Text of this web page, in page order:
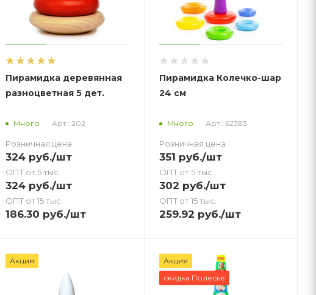
Пирамидка деревянная
разноцветная 5 дет.
Много Арт.: 202
Розничная цена
324 руб./шт
ОПТ от 5 тыс.
324 руб./шт
ОПТ от 15 тыс.
186.30 руб./шт
Пирамидка Колечко-шар
24 см
Много Арт.: 62383
Розничная цена
351 руб./шт
ОПТ от 5 тыс.
302 руб./шт
ОПТ от 15 тыс.
259.92 руб./шт
Акция
Акция
скидка Полесье